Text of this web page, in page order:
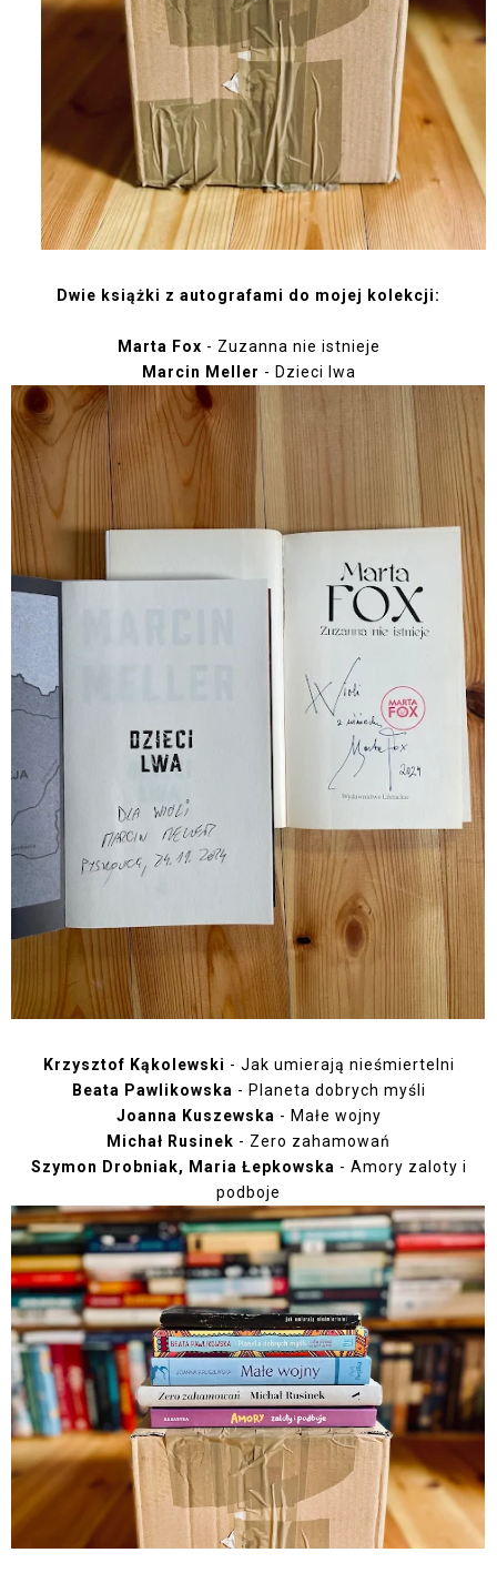
Dwie książki z autografami do mojej kolekcji:
Marta Fox - Zuzanna nie istnieje
Marcin Meller - Dzieci lwa
Krzysztof Kąkolewski - Jak umierają nieśmiertelni
Beata Pawlikowska - Planeta dobrych myśli
Joanna Kuszewska - Małe wojny
Michał Rusinek - Zero zahamowań
Szymon Drobniak, Maria Łepkowska - Amory zaloty i
podboje